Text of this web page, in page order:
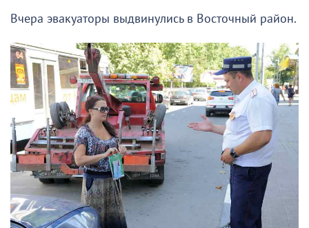
Вчера эвакуаторы выдвинулись в Восточный район.